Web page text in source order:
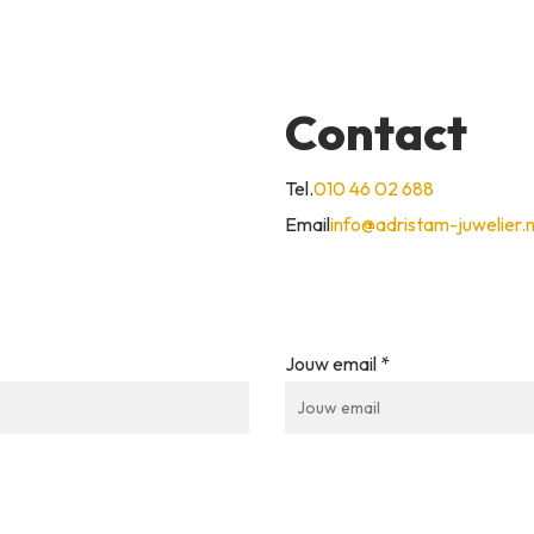
Contact
Tel.010 46 02 688
Emailinfo@adristam-
Jouw email *